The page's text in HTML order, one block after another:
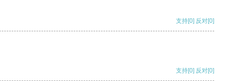
支持[0] 反对[0]
支持[0] 反对[0]